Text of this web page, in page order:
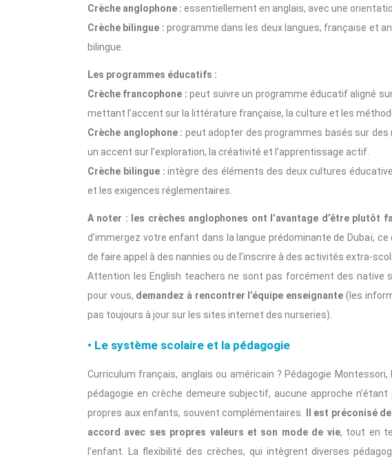
Crèche anglophone : essentiellement en anglais, avec une
Crèche bilingue : programme dans les deux langues, française et
bilingue.
Les programmes éducatifs :
Crèche francophone : peut suivre un programme éducatif aligné
mettant l’accent sur la littérature française, la culture et les
Crèche anglophone : peut adopter des programmes basés sur
un accent sur l’exploration, la créativité et l’apprentissage actif.
Crèche bilingue : intègre des éléments des deux cultures
et les exigences réglementaires.
A noter : les crèches anglophones ont l’avantage d’être plutôt
d’immergez votre enfant dans la langue prédominante de Dubaï,
de faire appel à des nannies ou de l’inscrire à des activités extra-
Attention les English teachers ne sont pas forcément des native
pour vous, demandez à rencontrer l’équipe enseignante (les
pas toujours à jour sur les sites internet des nurseries).
• Le système scolaire et la pédagogie
Curriculum français, anglais ou américain ? Pédagogie Montessori,
pédagogie en crèche demeure subjectif, aucune approche
propres aux enfants, souvent complémentaires. Il est préconisé
accord avec ses propres valeurs et son mode de vie, tout en
l’enfant. La flexibilité des crèches, qui intègrent diverses